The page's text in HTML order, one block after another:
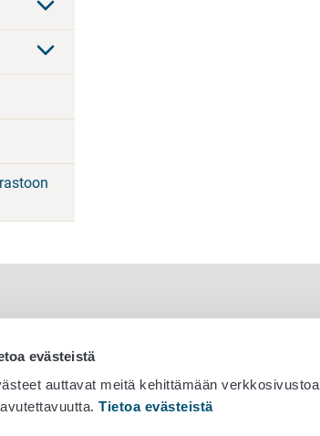
evästeistä
auttavat meitä kehittämään
Tietoa evästeistä